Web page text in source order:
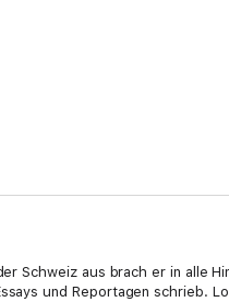
Schweiz aus brach er in alle
und Reportagen schrieb.